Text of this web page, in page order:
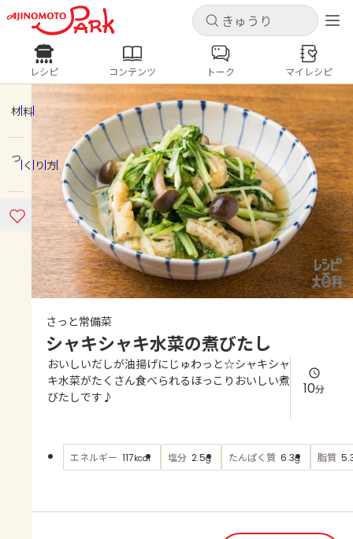
キャンセル
ログインするとレシピを保存できます
ログイン 新規登録
ホーム
コンテンツ
レシピ
トーク
よくあるお問い合わせ
お買い物
AJINOMOTO PARK とは
キャンセル
レシピ コンテンツ
人気の食材・レシピ
きゅうり なす トマト
とうもろこし
ピーマン
みょうが ゴーヤ
レシピ コンテンツ トーク マイレシピ
材料
つくり方
さっと常備菜
シャキシャキ水菜の煮びたし
おいしいだしが油揚げにじゅわっと☆シャキシャ
キ水菜がたくさん食べられるほっこりおいしい煮
びたしです♪
10分
エネルギー 117kcal 塩分 2.5g たんぱく質 6.3g 脂質